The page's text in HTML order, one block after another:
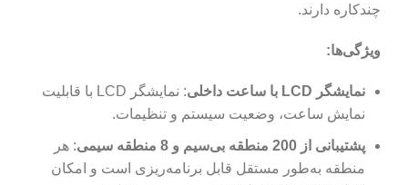
چندکاره دارند.
ویژگی‌ها:
نمایشگر LCD با ساعت داخلی
: نمایشگر LCD با قابلیت
نمایش ساعت، وضعیت سیستم و تنظیمات.
پشتیبانی از 200 منطقه بی‌سیم و 8 منطقه سیمی
: هر
منطقه به‌طور مستقل قابل برنامه‌ریزی است و امکان